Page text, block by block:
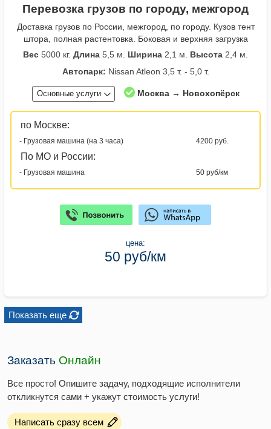
Перевозка грузов по городу, межгород
Доставка грузов по России, межгород, по городу. Кузов тент
штора, полная растентовка. Боковая и верхняя загрузка
Вес 5000 кг. Длина 5,5 м. Ширина 2,1 м. Высота 2,4 м.
Автопарк: Nissan Atleon 3,5 т. - 5,0 т.
Основные услуги Москва → Новохопёрск
по Москве:
- Грузовая машина (на 3 часа) 4200 руб.
По МО и России:
- Грузовая машина 50 руб/км
цена:
50 руб/км
Показать еще
Заказать Онлайн
Все просто! Опишите задачу, подходящие исполнители
откликнутся сами + укажут стоимость услуги!
Написать сразу всем